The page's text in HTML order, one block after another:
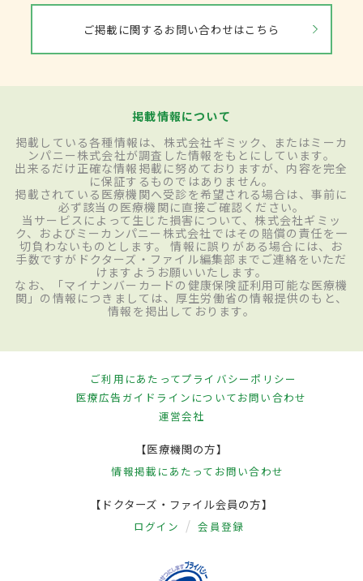
ご掲載に関するお問い合わせはこちら
掲載情報について
掲載している各種情報は、株式会社ギミック、またはミーカ
ンパニー株式会社が調査した情報をもとにしています。
出来るだけ正確な情報掲載に努めておりますが、内容を完全
に保証するものではありません。
掲載されている医療機関へ受診を希望される場合は、事前に
必ず該当の医療機関に直接ご確認ください。
当サービスによって生じた損害について、株式会社ギミッ
ク、およびミーカンパニー株式会社ではその賠償の責任を一
切負わないものとします。 情報に誤りがある場合には、お
手数ですがドクターズ・ファイル編集部までご連絡をいただ
けますようお願いいたします。
なお、「マイナンバーカードの健康保険証利用可能な医療機
関」の情報につきましては、厚生労働省の情報提供のもと、
情報を掲出しております。
ご利用にあたってプライバシーポリシー
医療広告ガイドラインについてお問い合わせ
運営会社
【医療機関の方】
情報掲載にあたって お問い合わせ
【ドクターズ・ファイル会員の方】
ログイン 会員登録